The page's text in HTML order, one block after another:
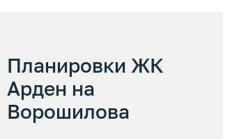
Планировки ЖК
Арден на
Ворошилова